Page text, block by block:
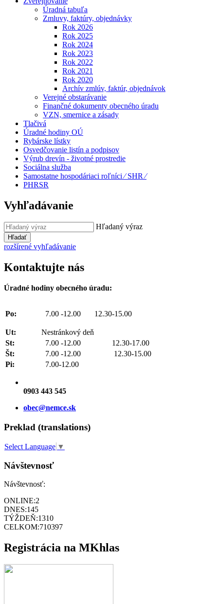
Úradná tabuľa
Zmluvy, faktúry, objednávky
Rok 2026
Rok 2025
Rok 2024
Rok 2023
Rok 2022
Rok 2021
Rok 2020
Archív zmlúv, faktúr, objednávok
Verejné obstarávanie
Finančné dokumenty obecného úradu
VZN, smernice a zásady
Tlačivá
Úradné hodiny OÚ
Rybárske lístky
Osvedčovanie listín a podpisov
Výrub drevín - životné prostredie
Sociálna služba
Samostatne hospodáriaci roľníci ⁄ SHR ⁄
PHRSR
Vyhľadávanie
Hľadaný výraz
Hľadať
rozšírené vyhľadávanie
Kontaktujte nás
Úradné hodiny obecného úradu:
Po: 7.00 -12.00 12.30-15.00
Ut:
Nestránkový deň
St:
7.00 -12.00 12.30-17.00
Št:
7.00 -12.00 12.30-15.00
Pi:
7.00-12.00
0903 443 545
obec@nemce.sk
Preklad (translations)
Select Language ▼
Návštevnosť
Návštevnosť:
ONLINE:2
DNES:145
TÝŽDEŇ:1310
CELKOM:710397
Registrácia na MKhlas